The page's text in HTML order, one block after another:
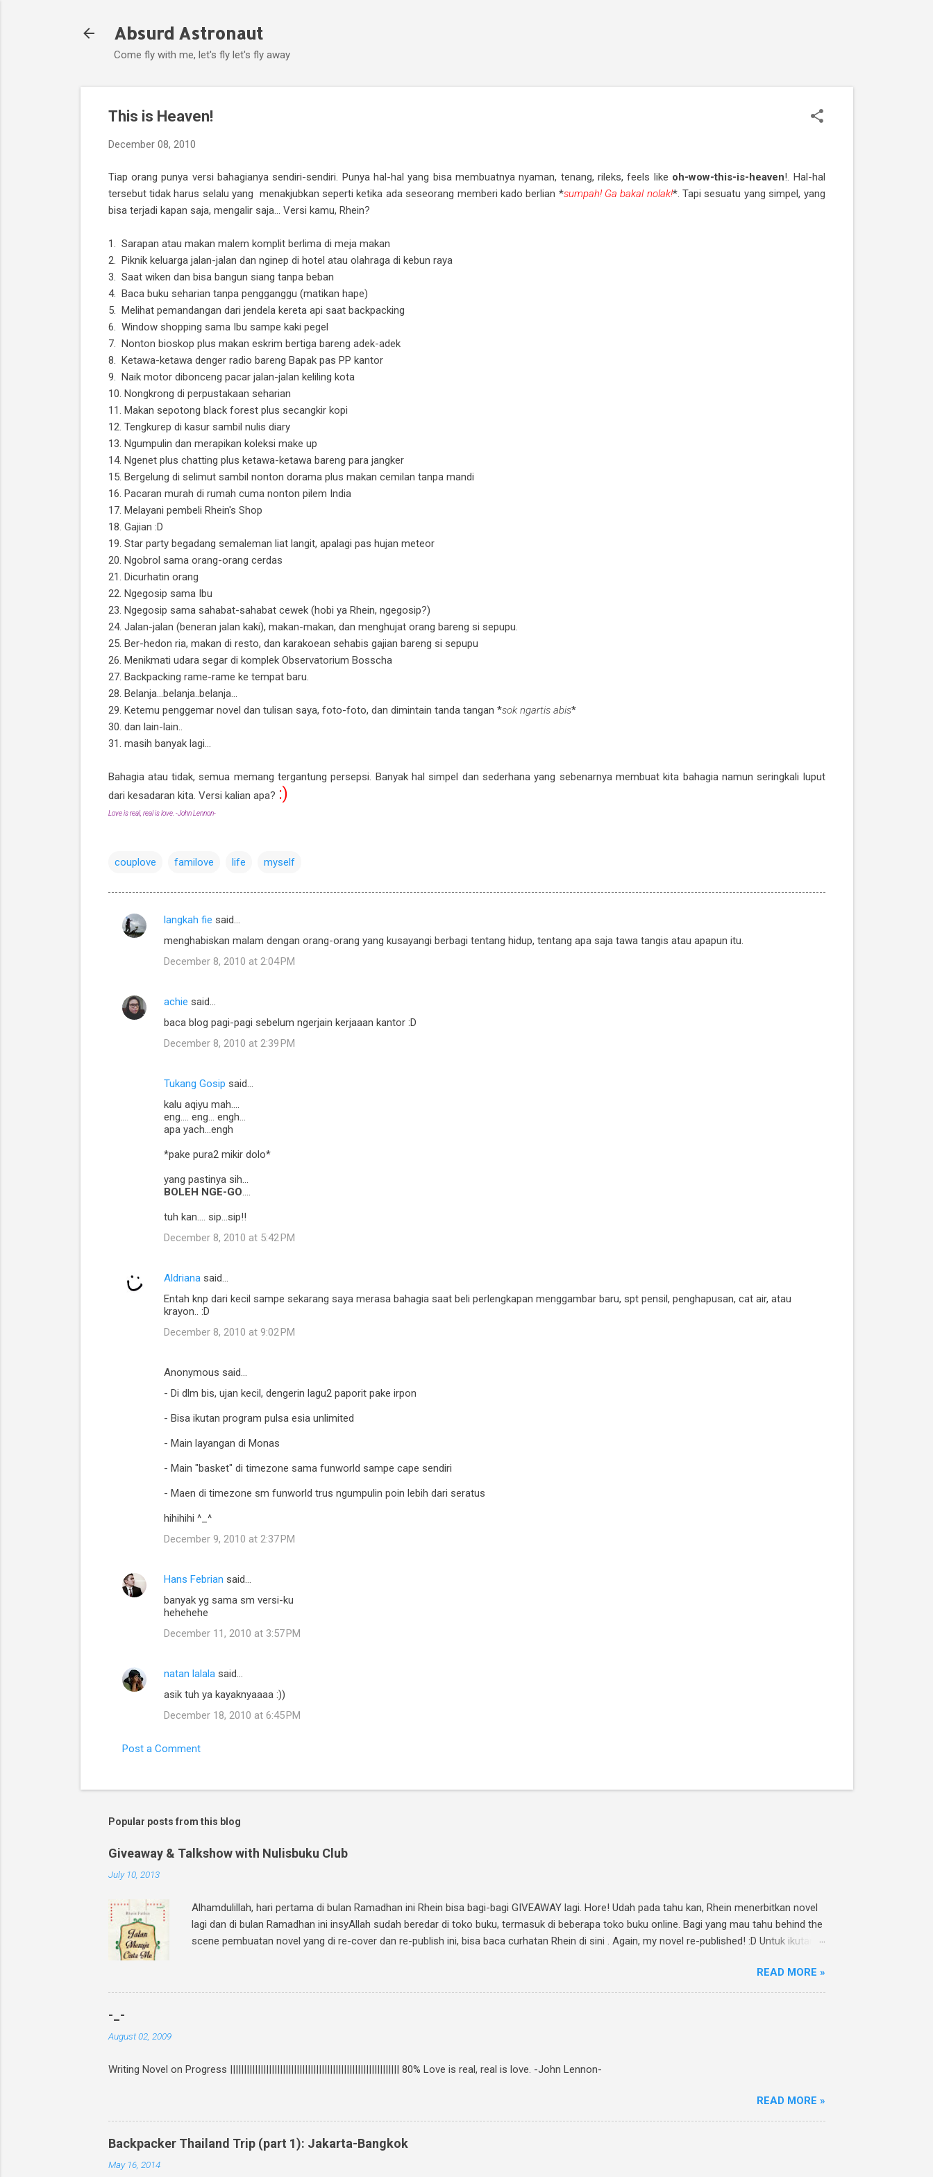
Absurd Astronaut
Come fly with me, let's fly let's fly away
This is Heaven!
December 08, 2010
Tiap orang punya versi bahagianya sendiri-sendiri. Punya hal-hal yang bisa membuatnya nyaman, tenang, rileks, feels like oh-wow-this-is-heaven!. Hal-hal
tersebut tidak harus selalu yang menakjubkan seperti ketika ada seseorang memberi kado berlian *sumpah! Ga bakal nolak!*. Tapi sesuatu yang simpel, yang
bisa terjadi kapan saja, mengalir saja... Versi kamu, Rhein?
1. Sarapan atau makan malem komplit berlima di meja makan
2. Piknik keluarga jalan-jalan dan nginep di hotel atau olahraga di kebun raya
3. Saat wiken dan bisa bangun siang tanpa beban
4. Baca buku seharian tanpa pengganggu (matikan hape)
5. Melihat pemandangan dari jendela kereta api saat backpacking
6. Window shopping sama Ibu sampe kaki pegel
7. Nonton bioskop plus makan eskrim bertiga bareng adek-adek
8. Ketawa-ketawa denger radio bareng Bapak pas PP kantor
9. Naik motor dibonceng pacar jalan-jalan keliling kota
10. Nongkrong di perpustakaan seharian
11. Makan sepotong black forest plus secangkir kopi
12. Tengkurep di kasur sambil nulis diary
13. Ngumpulin dan merapikan koleksi make up
14. Ngenet plus chatting plus ketawa-ketawa bareng para jangker
15. Bergelung di selimut sambil nonton dorama plus makan cemilan tanpa mandi
16. Pacaran murah di rumah cuma nonton pilem India
17. Melayani pembeli Rhein's Shop
18. Gajian :D
19. Star party begadang semaleman liat langit, apalagi pas hujan meteor
20. Ngobrol sama orang-orang cerdas
21. Dicurhatin orang
22. Ngegosip sama Ibu
23. Ngegosip sama sahabat-sahabat cewek (hobi ya Rhein, ngegosip?)
24. Jalan-jalan (beneran jalan kaki), makan-makan, dan menghujat orang bareng si sepupu.
25. Ber-hedon ria, makan di resto, dan karakoean sehabis gajian bareng si sepupu
26. Menikmati udara segar di komplek Observatorium Bosscha
27. Backpacking rame-rame ke tempat baru.
28. Belanja...belanja..belanja...
29. Ketemu penggemar novel dan tulisan saya, foto-foto, dan dimintain tanda tangan *sok ngartis abis*
30. dan lain-lain..
31. masih banyak lagi...
Bahagia atau tidak, semua memang tergantung persepsi. Banyak hal simpel dan sederhana yang sebenarnya membuat kita bahagia namun seringkali luput
dari kesadaran kita. Versi kalian apa? :)
Love is real, real is love. -John Lennon-
couplove familove life myself
C
e
langkah fie said…
menghabiskan malam dengan orang-orang yang kusayangi berbagi tentang hidup, tentang apa saja tawa tangis atau apapun itu.
December 8, 2010 at 2:04 PM
achie said…
baca blog pagi-pagi sebelum ngerjain kerjaaan kantor :D
December 8, 2010 at 2:39 PM
Tukang Gosip said…
kalu aqiyu mah....
eng.... eng... engh...
apa yach...engh
*pake pura2 mikir dolo*
yang pastinya sih...
BOLEH NGE-GO....
tuh kan.... sip...sip!!
December 8, 2010 at 5:42 PM
Aldrianasaid…
Entah knp dari kecil sampe sekarang saya merasa bahagia saat beli perlengkapan menggambar baru, spt pensil, penghapusan, cat air, atau
krayon.. :D
December 8, 2010 at 9:02 PM
Anonymous said…
- Di dlm bis, ujan kecil, dengerin lagu2 paporit pake irpon
- Bisa ikutan program pulsa esia unlimited
- Main layangan di Monas
- Main "basket" di timezone sama funworld sampe cape sendiri
- Maen di timezone sm funworld trus ngumpulin poin lebih dari seratus
hihihihi ^_^
December 9, 2010 at 2:37 PM
Hans Febrian said…
banyak yg sama sm versi-ku
hehehehe
December 11, 2010 at 3:57 PM
natan lalalasaid…
asik tuh ya kayaknyaaaa :))
December 18, 2010 at 6:45 PM
Post a Comment
Popular posts from this blog
Giveaway & Talkshow with Nulisbuku Club
July 10, 2013
Alhamdulillah, hari pertama di bulan Ramadhan ini Rhein bisa bagi-bagi GIVEAWAY lagi. Hore! Udah pada tahu kan, Rhein menerbitkan novel
lagi dan di bulan Ramadhan ini insyAllah sudah beredar di toko buku, termasuk di beberapa toko buku online. Bagi yang mau tahu behind the
scene pembuatan novel yang di re-cover dan re-publish ini, bisa baca curhatan Rhein di sini . Again, my novel re-published! :D Untuk ikutan
Cinta-Mu " dan mention 2 temanmu untuk ikutan. Kalimatnya: " Ikutan GIVEAWAY #JalanMenujuCintaMu novel @rheinfathia yuk, @[nama
teman1] @[nama teman2] Info www.rheinfathia.com " Boleh nge-twit berkali-kali dan ajak teman sebanyak mungkin :). Contoh: Nggak punya
READ MORE »
-_-
August 02, 2009
Writing Novel on Progress ||||||||||||||||||||||||||||||||||||||||||||||||||||||||||||| 80% Love is real, real is love. -John Lennon-
READ MORE »
Backpacker Thailand Trip (part 1): Jakarta-Bangkok
May 16, 2014